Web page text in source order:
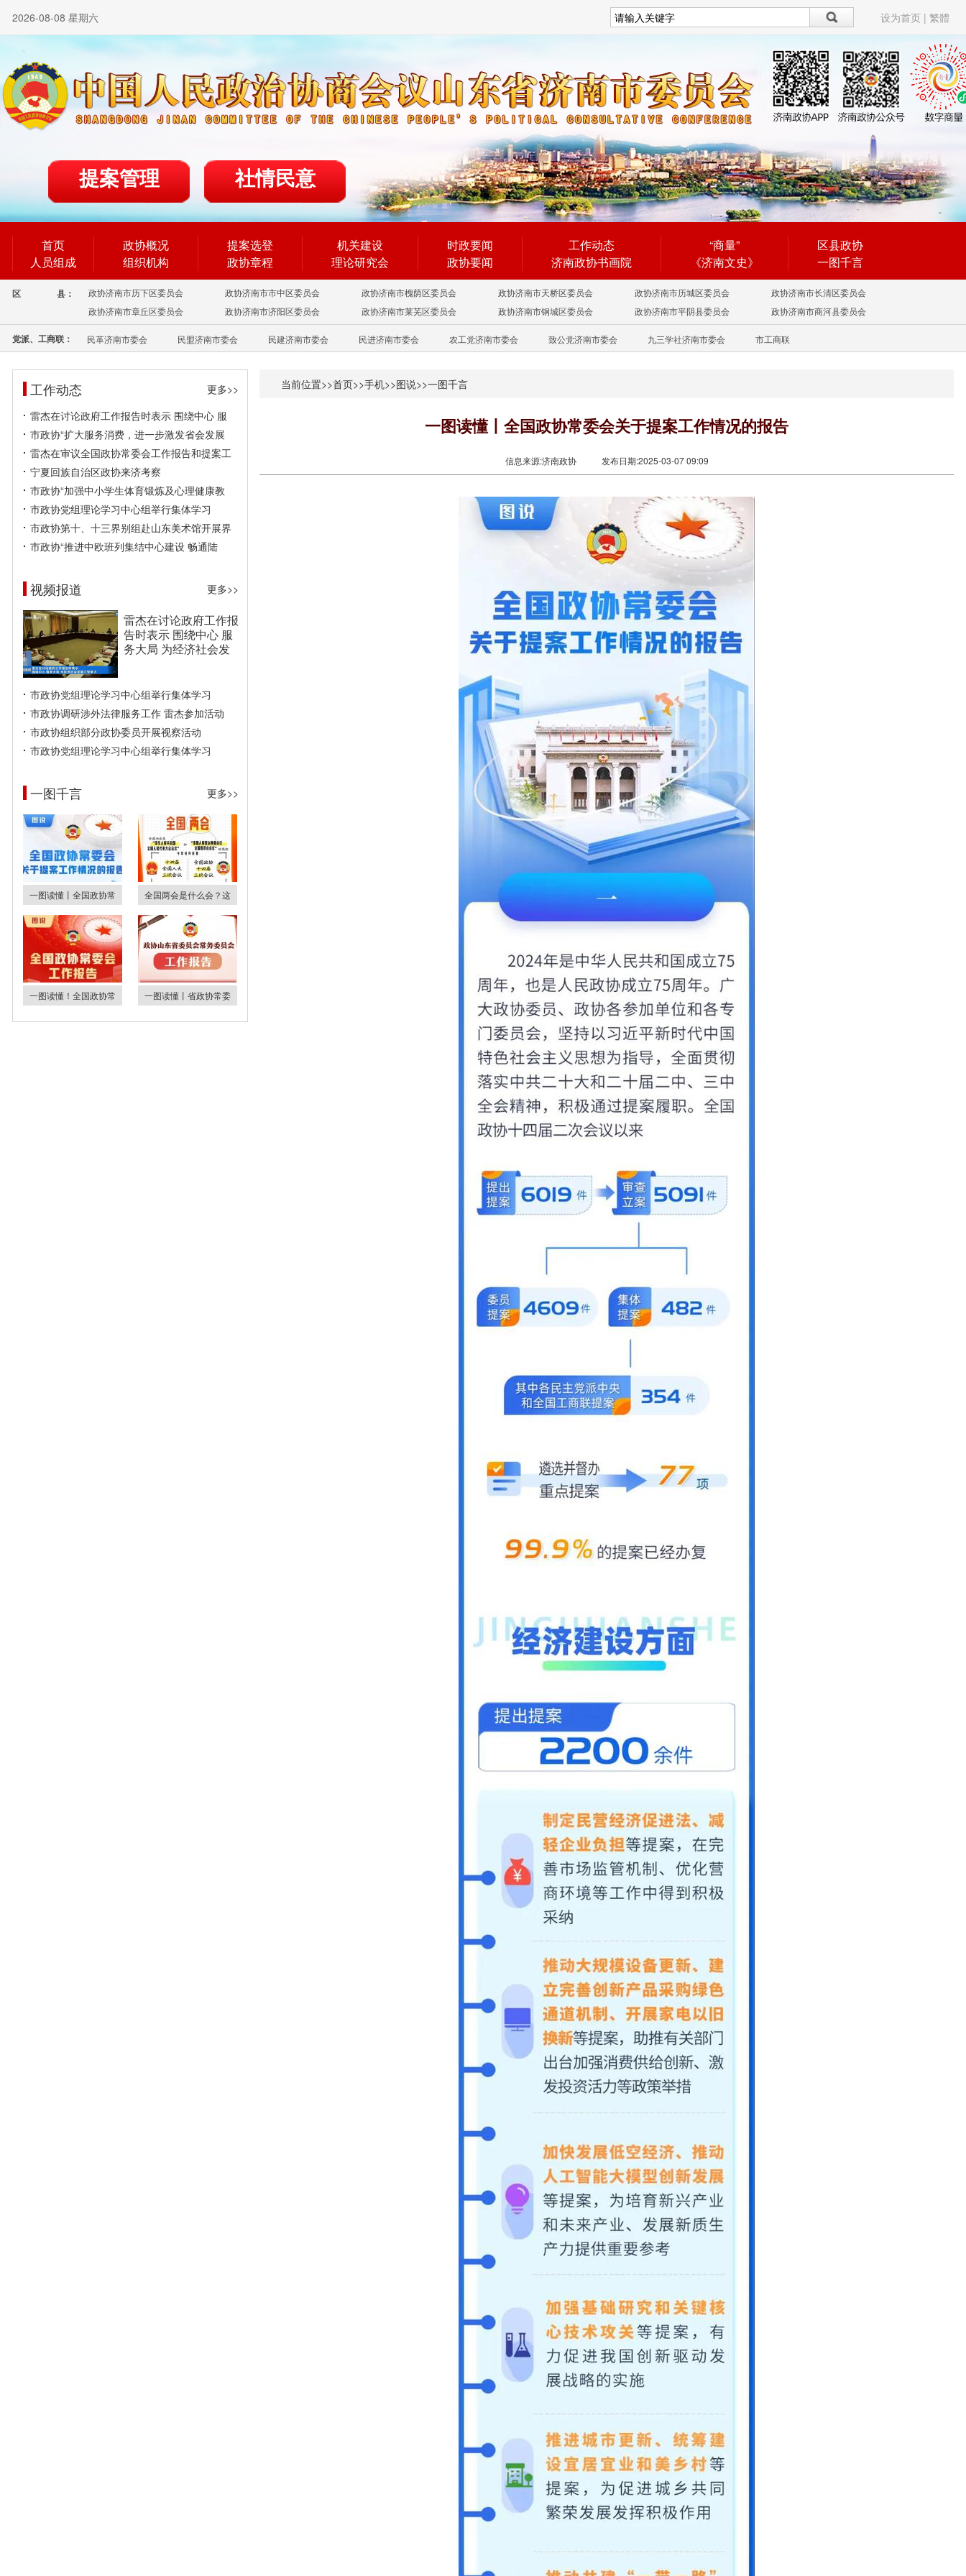
2026-08-08 星期六 设为首页 | 繁體
提案管理 社情民意
首页
人员组成
政协概况
组织机构
提案选登
政协章程
机关建设
理论研究会
时政要闻
政协要闻
工作动态
济南政协书画院
“商量”
《济南文史》
区县政协
一图千言
区 县： 政协济南市历下区委员会 政协济南市市中区委员会 政协济南市槐荫区委员会 政协济南市天桥区委员会 政协济南市历城区委员会
政协济南市长清区委员会
政协济南市章丘区委员会
政协济南市济阳区委员会 政协济南市莱芜区委员会 政协济南市钢城区委员会 政协济南市平阴县委员会 政协济南市商河县委员会
党派、工商联： 民革济南市委会 民盟济南市委会 民建济南市委会 民进济南市委会 农工党济南市委会 致公党济南市委会 九三学社济南市委会 市工商联
工作动态
更多>>
雷杰在讨论政府工作报告时表示 围绕中心 服
市政协“扩大服务消费，进一步激发省会发展
雷杰在审议全国政协常委会工作报告和提案工
宁夏回族自治区政协来济考察
市政协“加强中小学生体育锻炼及心理健康教
市政协党组理论学习中心组举行集体学习
市政协第十、十三界别组赴山东美术馆开展界
市政协“推进中欧班列集结中心建设 畅通陆
视频报道 更多>>
雷杰在讨论政府工作报
告时表示 围绕中心 服
务大局 为经济社会发
市政协党组理论学习中心组举行集体学习
市政协调研涉外法律服务工作 雷杰参加活动
市政协组织部分政协委员开展视察活动
市政协党组理论学习中心组举行集体学习
一图千言 更多>>
一图读懂丨全国政协常 全国两会是什么会？这
一图读懂！全国政协常 一图读懂丨省政协常委
当前位置>>首页>>手机>>图说>>一图千言
一图读懂丨全国政协常委会关于提案工作情况的报告
信息来源:济南政协 发布日期:2025-03-07 09:09